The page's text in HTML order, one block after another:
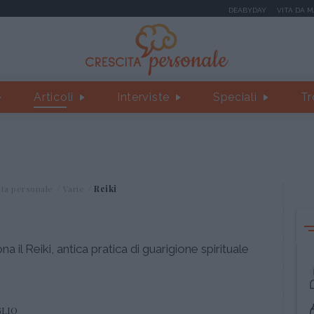
DEABYDAY VITA DA
Articoli Interviste Speciali
Reiki
il Reiki, antica pratica di guarigione spirituale